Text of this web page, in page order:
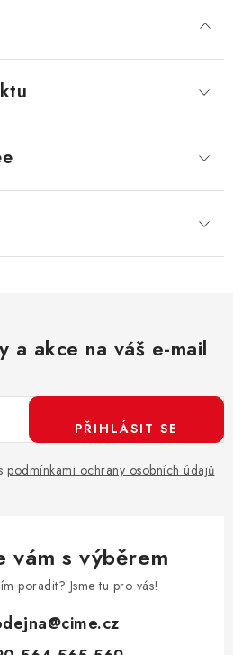
a akce na váš e-mail
podmínkami ochrany osobních údajů
PŘIHLÁSIT SE
vám s výběrem
poradit? Jsme tu pro vás!
@cime.cz